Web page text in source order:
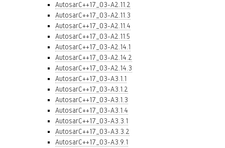
AutosarC++17_03-A2.11.2
AutosarC++17_03-A2.11.3
AutosarC++17_03-A2.11.4
AutosarC++17_03-A2.11.5
AutosarC++17_03-A2.14.1
AutosarC++17_03-A2.14.2
AutosarC++17_03-A2.14.3
AutosarC++17_03-A3.1.1
AutosarC++17_03-A3.1.2
AutosarC++17_03-A3.1.3
AutosarC++17_03-A3.1.4
AutosarC++17_03-A3.3.1
AutosarC++17_03-A3.3.2
AutosarC++17_03-A3.9.1